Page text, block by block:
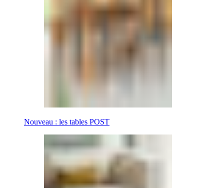
Nouveau : les tables POST